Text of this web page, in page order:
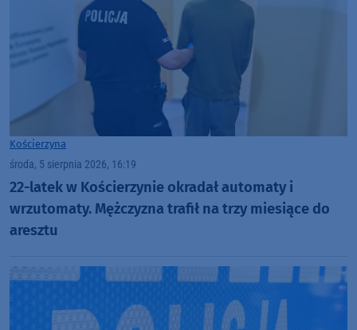
Kościerzyna
środa, 5 sierpnia 2026, 16:19
22-latek w Kościerzynie okradał automaty i
wrzutomaty. Mężczyzna trafił na trzy miesiące do
aresztu